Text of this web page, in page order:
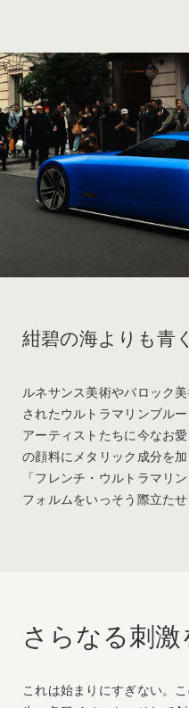
紺碧の海よりも青く
ルネサンス美術やバロック
されたウルトラマリンブル
アーティストたちに今なお
の顔料にメタリック成分を
「フレンチ・ウルトラマリ
フォルムをいっそう際立たせ
さらなる刺激
これは始まりにすぎない。